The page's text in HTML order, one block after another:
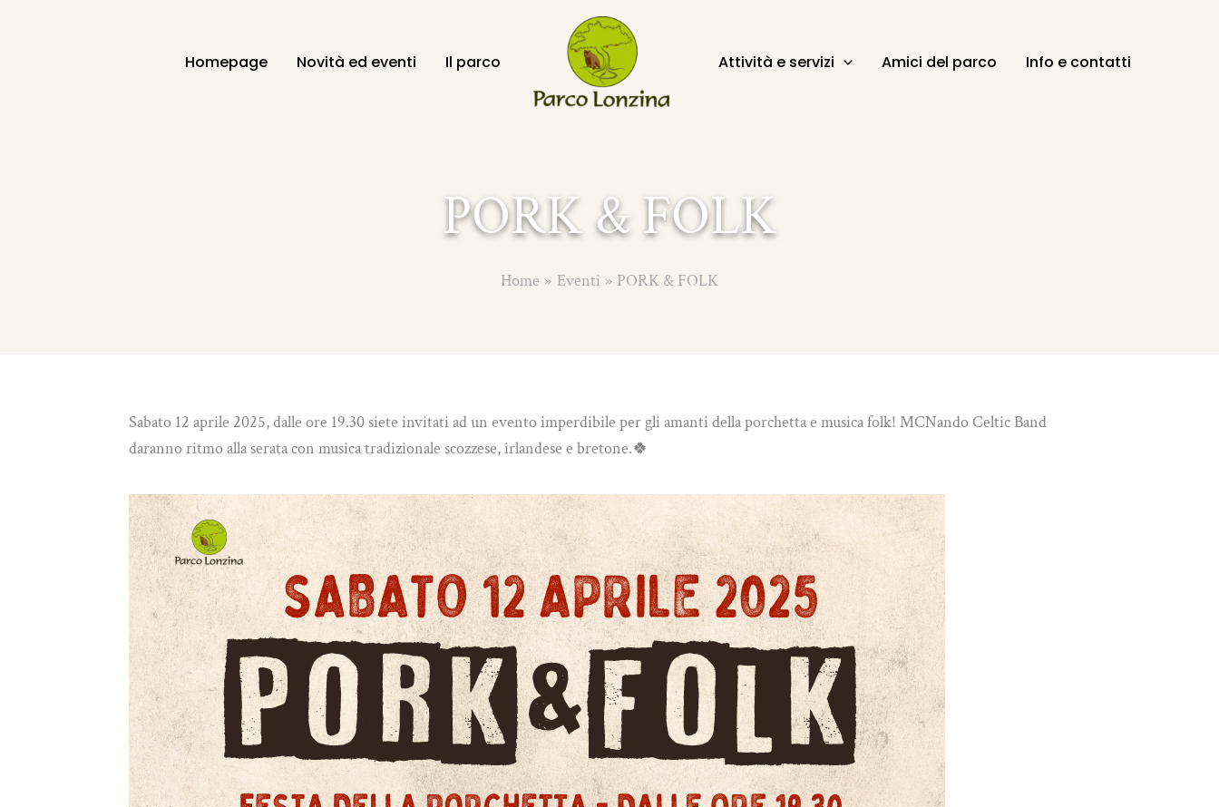
Homepage Novità ed eventi Il parco Attività e servizi Amici del parco Info e contatti
PORK & FOLK
Home Eventi PORK & FOLK
Sabato 12 aprile 2025, dalle ore 19.30 siete invitati ad un evento imperdibile per gli amanti della porchetta e musica folk! MCNando Celtic Band
daranno ritmo alla serata con musica tradizionale scozzese, irlandese e bretone.🍀